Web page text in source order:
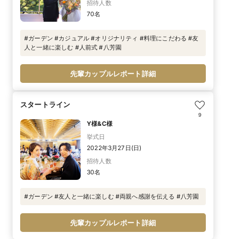
招待人数
70名
#ガーデン #カジュアル #オリジナリティ #料理にこだわる #友
人と一緒に楽しむ #人前式 #八芳園
先輩カップルレポート詳細
スタートライン
9
Y様&C様
挙式日
2022年3月27日(日)
招待人数
30名
#ガーデン #友人と一緒に楽しむ #両親へ感謝を伝える #八芳園
先輩カップルレポート詳細